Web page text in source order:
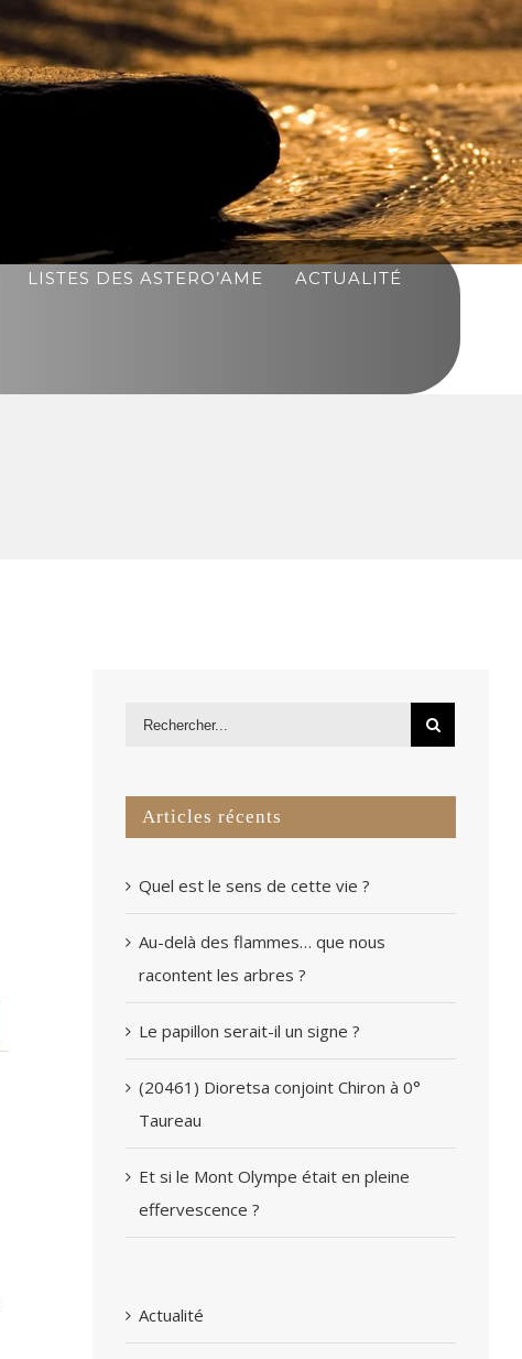
LISTES DES ASTERO’AME ACTUALITÉ
Articles récents
Quel est le sens de cette vie ?
Au-delà des flammes… que nous
racontent les arbres ?
Le papillon serait-il un signe ?
(20461) Dioretsa conjoint Chiron à 0°
Taureau
Et si le Mont Olympe était en pleine
effervescence ?
Actualité